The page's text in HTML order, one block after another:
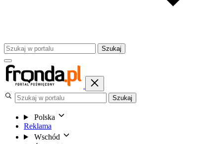
Szukaj
Szukaj
Polska
Reklama
Wschód